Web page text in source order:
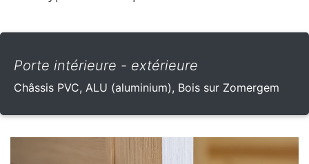
Porte intérieure - extérieure
Châssis PVC, ALU (aluminium), Bois sur Zomergem